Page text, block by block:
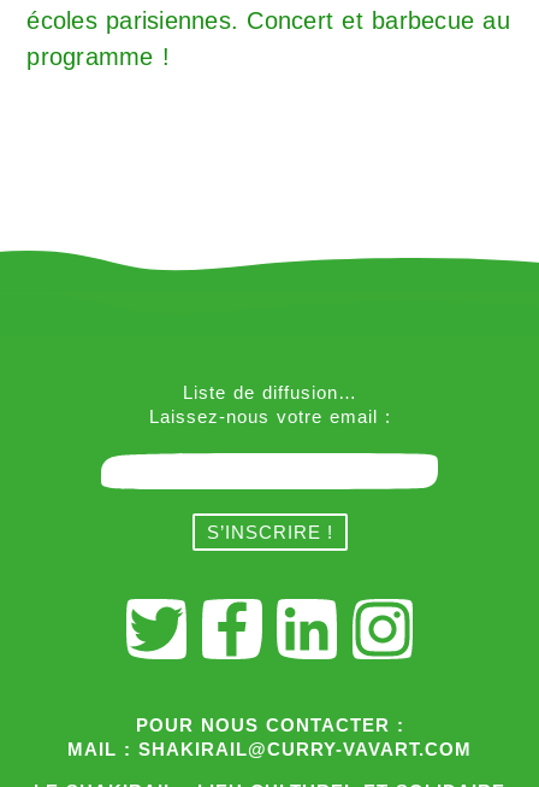
écoles parisiennes. Concert et barbecue au
programme !
Liste de diffusion…
Laissez-nous votre email :
POUR NOUS CONTACTER :
MAIL : SHAKIRAIL@CURRY-VAVART.COM